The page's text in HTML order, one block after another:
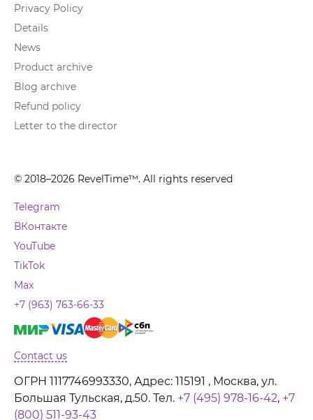
Privacy Policy
Details
News
Product archive
Blog archive
Refund policy
Letter to the director
© 2018–2026 RevelTime™. All rights reserved
Telegram
ВКонтакте
YouTube
TikTok
Max
+7 (963) 763-66-33
Contact us
ОГРН 1117746993330, Адрес: 115191 , Москва, ул.
Большая Тульская, д.50. Тел. +7 (495) 978-16-42, +7
(800) 511-93-43